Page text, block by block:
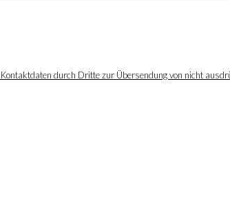
durch Dritte zur Übersendung von nicht